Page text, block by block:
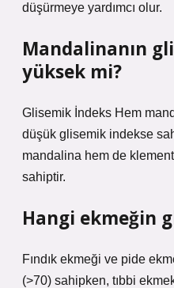
düşürmeye yardımcı olur.
Mandalinanın
yüksek mi?
Glisemik İndeks Hem
düşük glisemik indekse
mandalina hem de
sahiptir.
Hangi ekmeğin
Fındık ekmeği ve pide
(>70) sahipken, tıbbi